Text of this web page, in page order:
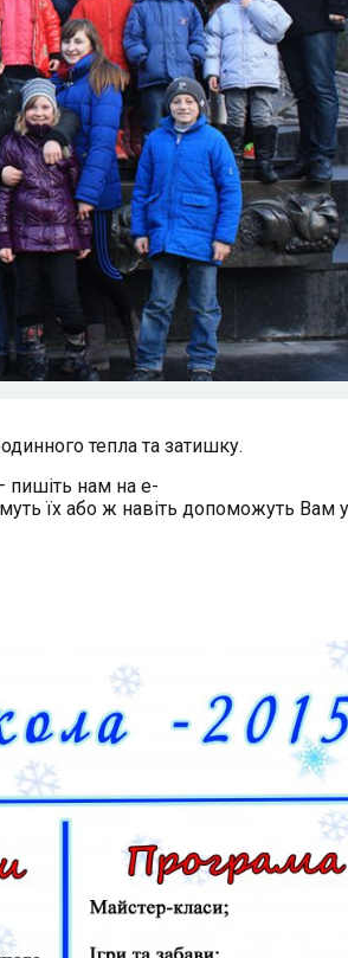
тепла та затишку.
пишіть нам на e-
їх або ж навіть допоможуть Вам у